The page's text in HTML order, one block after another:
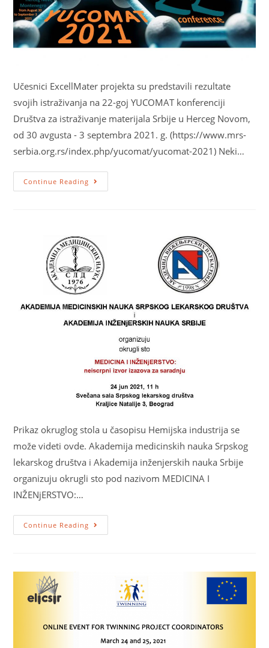
Učesnici ExcellMater projekta su predstavili rezultate
svojih istraživanja na 22-goj YUCOMAT konferenciji
Društva za istraživanje materijala Srbije u Herceg Novom,
od 30 avgusta - 3 septembra 2021. g. (https://www.mrs-
serbia.org.rs/index.php/yucomat/yucomat-2021) Neki…
Continue Reading
Prikaz okruglog stola u časopisu Hemijska industrija se
može videti ovde. Akademija medicinskih nauka Srpskog
lekarskog društva i Akademija inženjerskih nauka Srbije
organizuju okrugli sto pod nazivom MEDICINA I
INŽENjERSTVO:…
Continue Reading